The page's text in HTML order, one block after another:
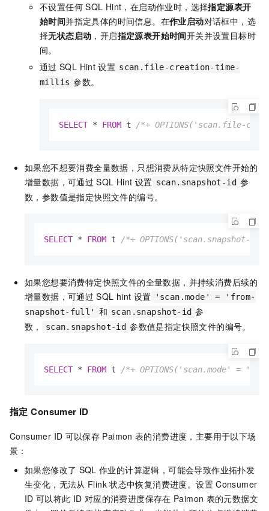
不设置任何 SQL Hint，在启动作业时，选择指定源表开
始时间并指定具体的时间信息。在作业启动对话框中，选
择无状态启动 ，开启指定源表开始时间开关并设置目标时
间。
通过 SQL Hint 设置 scan.file-creation-time-
millis 参数。
SELECT * FROM t /*+ OPTIONS('scan.file-
如果您不想要消费全量数据，只想消费从特定快照文件开始的
增量数据，可通过 SQL Hint 设置 scan.snapshot-id 参
数，参数值是指定快照文件的编号。
SELECT * FROM t /*+ OPTIONS('scan.snapshot-
如果您想要消费特定快照文件的全量数据，并持续消费后续的
增量数据，可通过 SQL hint 设置
'scan.mode' = 'from-
snapshot-full'
和 scan.snapshot-id 参
数，
scan.snapshot-id 参数值是指定快照文件的编号。
SELECT * FROM t /*+ OPTIONS('scan.mode' =
指定 Consumer ID
Consumer ID 可以保存 Paimon 表的消费进度，主要用于以下场
景：
如果您修改了 SQL 作业的计算逻辑，可能会导致作业拓扑发
生变化，无法从 Flink 状态中恢复消费进度。设置 Consumer
ID 可以将此 ID 对应的消费进度保存在 Paimon 表的元数据文